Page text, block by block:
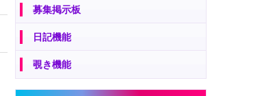
募集掲示板
日記機能
覗き機能